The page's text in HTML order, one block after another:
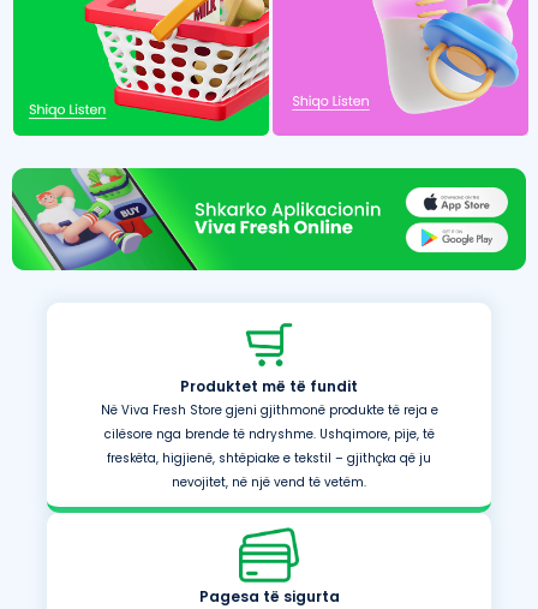
Produktet më të fundit
Në Viva Fresh Store gjeni gjithmonë produkte të reja e
cilësore nga brende të ndryshme. Ushqimore, pije, të
freskëta, higjienë, shtëpiake e tekstil – gjithçka që ju
nevojitet, në një vend të vetëm.
Pagesa të sigurta